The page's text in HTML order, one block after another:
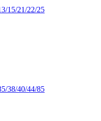
15/21/22/25
38/40/44/85